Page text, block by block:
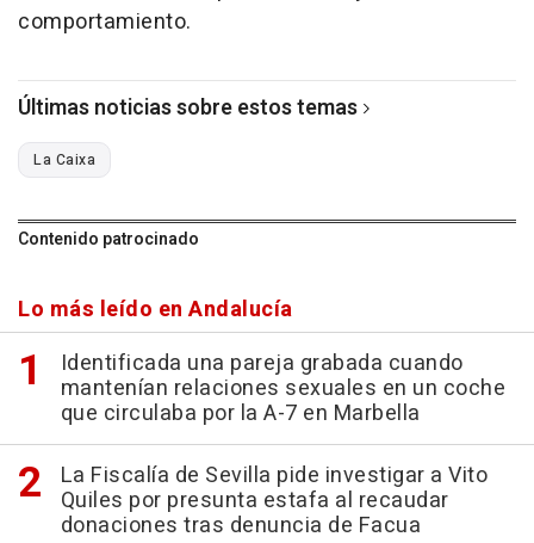
comportamiento.
Últimas noticias sobre estos temas
La Caixa
Contenido patrocinado
Lo más leído en Andalucía
Identificada una pareja grabada cuando
mantenían relaciones sexuales en un coche
que circulaba por la A-7 en Marbella
La Fiscalía de Sevilla pide investigar a Vito
Quiles por presunta estafa al recaudar
donaciones tras denuncia de Facua